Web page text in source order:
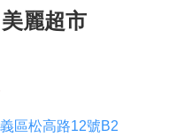
麗超市
區松高路12號B2